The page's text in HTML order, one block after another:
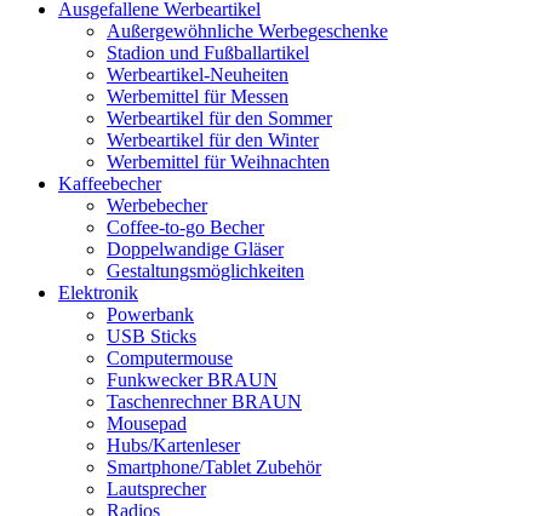
Ausgefallene Werbeartikel
Außergewöhnliche Werbegeschenke
Stadion und Fußballartikel
Werbeartikel-Neuheiten
Werbemittel für Messen
Werbeartikel für den Sommer
Werbeartikel für den Winter
Werbemittel für Weihnachten
Kaffeebecher
Werbebecher
Coffee-to-go Becher
Doppelwandige Gläser
Gestaltungsmöglichkeiten
Elektronik
Powerbank
USB Sticks
Computermouse
Funkwecker BRAUN
Taschenrechner BRAUN
Mousepad
Hubs/Kartenleser
Smartphone/Tablet Zubehör
Lautsprecher
Radios